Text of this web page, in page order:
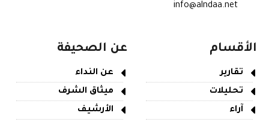
info@alndaa.net
الأقسام
تقارير
تحليلات
آراء
عن الصحيفة
عن النداء
ميثاق الشرف
الأرشيف